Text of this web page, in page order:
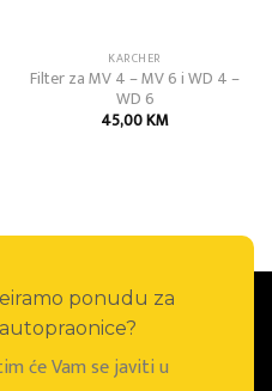
KARCHER
Filter za MV 4 – MV 6 i WD 4 –
WD 6
45,00KM
ponudu za
će Vam se javiti u